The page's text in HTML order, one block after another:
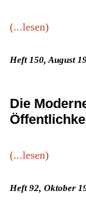
(...lesen)
Heft 150, August
Die
(...lesen)
Heft 92, Oktober